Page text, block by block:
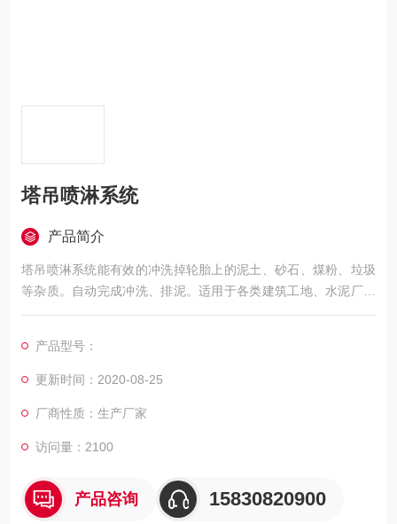
塔吊喷淋系统
产品简介
塔吊喷淋系统能有效的冲洗掉轮胎上的泥土、砂石、煤粉、垃圾
等杂质。自动完成冲洗、排泥。适用于各类建筑工地、水泥厂、
煤矿、垃圾填埋场、混凝土长等场所。轻松应对环保部门检查。
产品型号：
更新时间：2020-08-25
厂商性质：生产厂家
访问量：2100
产品咨询 15830820900